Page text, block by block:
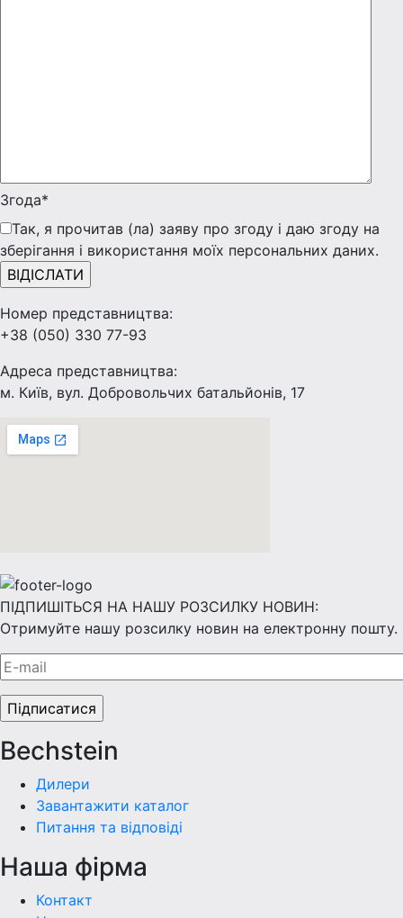
Згода*
Так, я прочитав (ла) заяву про згоду і даю згоду на
зберігання і використання моїх персональних даних.
Номер представництва:
+38 (050) 330 77-93
Адреса представництва:
м. Київ, вул. Добровольчих батальйонів, 17
ПІДПИШІТЬСЯ НА НАШУ РОЗСИЛКУ НОВИН:
Отримуйте нашу розсилку новин на електронну пошту.
Bechstein
Дилери
Завантажити каталог
Питання та відповіді
Наша фiрма
Контакт